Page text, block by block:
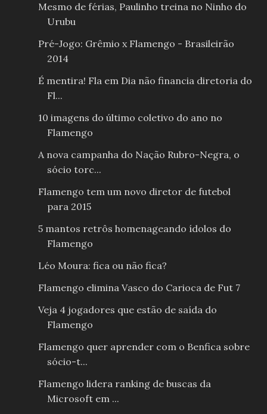
Mesmo de férias, Paulinho treina no Ninho do
Urubu
Pré-Jogo: Grêmio x Flamengo - Brasileirão
2014
É mentira! Fla em Dia não financia diretoria do
Fl...
10 imagens do último coletivo do ano no
Flamengo
A nova campanha do Nação Rubro-Negra, o
sócio torc...
Flamengo tem um novo diretor de futebol
para 2015
5 mantos retrôs homenageando ídolos do
Flamengo
Léo Moura: fica ou não fica?
Flamengo elimina Vasco do Carioca de Fut 7
Veja 4 jogadores que estão de saída do
Flamengo
Flamengo quer aprender com o Benfica sobre
sócio-t...
Flamengo lidera ranking de buscas da
Microsoft em ...